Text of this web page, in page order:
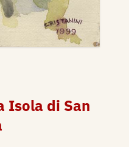
Isola di San